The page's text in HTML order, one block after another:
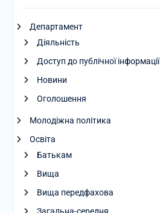
Департамент
Діяльність
Доступ до публічної інформації
Новини
Оголошення
Молодіжна політика
Освіта
Батькам
Вища
Вища передфахова
Загальна-середня